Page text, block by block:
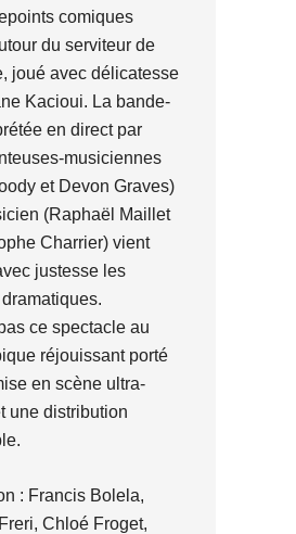
comiques
du serviteur de
joué avec délicatesse
Kacioui. La bande-
en direct par
musiciennes
et Devon Graves)
(Raphaël Maillet
Charrier) vient
justesse les
ce spectacle au
réjouissant porté
en scène ultra-
une distribution
: Francis Bolela,
Chloé Froget,